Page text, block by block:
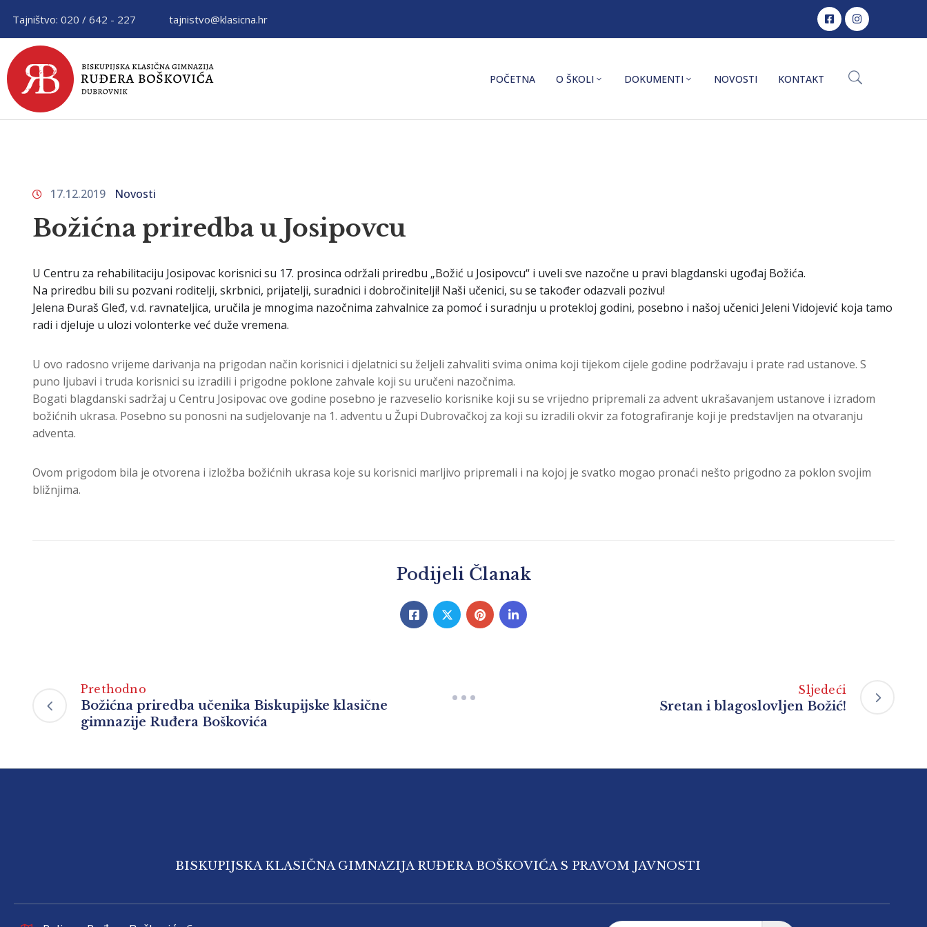
Tajništvo: 020 / 642 - 227 tajnistvo@klasicna.hr
POČETNA O ŠKOLI DOKUMENTI NOVOSTI KONTAKT
17.12.2019 Novosti
Božićna priredba u Josipovcu
U Centru za rehabilitaciju Josipovac korisnici su 17. prosinca održali priredbu „Božić u Josipovcu“ i uveli sve nazočne u pravi blagdanski ugođaj Božića.
Na priredbu bili su pozvani roditelji, skrbnici, prijatelji, suradnici i dobročinitelji! Naši učenici, su se također odazvali pozivu!
Jelena Đuraš Gleđ, v.d. ravnateljica, uručila je mnogima nazočnima zahvalnice za pomoć i suradnju u protekloj godini, posebno i našoj učenici Jeleni Vidojević koja tamo
radi i djeluje u ulozi volonterke već duže vremena.
U ovo radosno vrijeme darivanja na prigodan način korisnici i djelatnici su željeli zahvaliti svima onima koji tijekom cijele godine podržavaju i prate rad ustanove. S
puno ljubavi i truda korisnici su izradili i prigodne poklone zahvale koji su uručeni nazočnima.
Bogati blagdanski sadržaj u Centru Josipovac ove godine posebno je razveselio korisnike koji su se vrijedno pripremali za advent ukrašavanjem ustanove i izradom
božićnih ukrasa. Posebno su ponosni na sudjelovanje na 1. adventu u Župi Dubrovačkoj za koji su izradili okvir za fotografiranje koji je predstavljen na otvaranju
adventa.
Ovom prigodom bila je otvorena i izložba božićnih ukrasa koje su korisnici marljivo pripremali i na kojoj je svatko mogao pronaći nešto prigodno za poklon svojim
bližnjima.
Podijeli Članak
Prethodno
Božićna priredba učenika Biskupijske klasične
gimnazije Ruđera Boškovića
Sljedeći
Sretan i blagoslovljen Božić!
BISKUPIJSKA KLASIČNA GIMNAZIJA RUĐERA BOŠKOVIĆA S PRAVOM JAVNOSTI